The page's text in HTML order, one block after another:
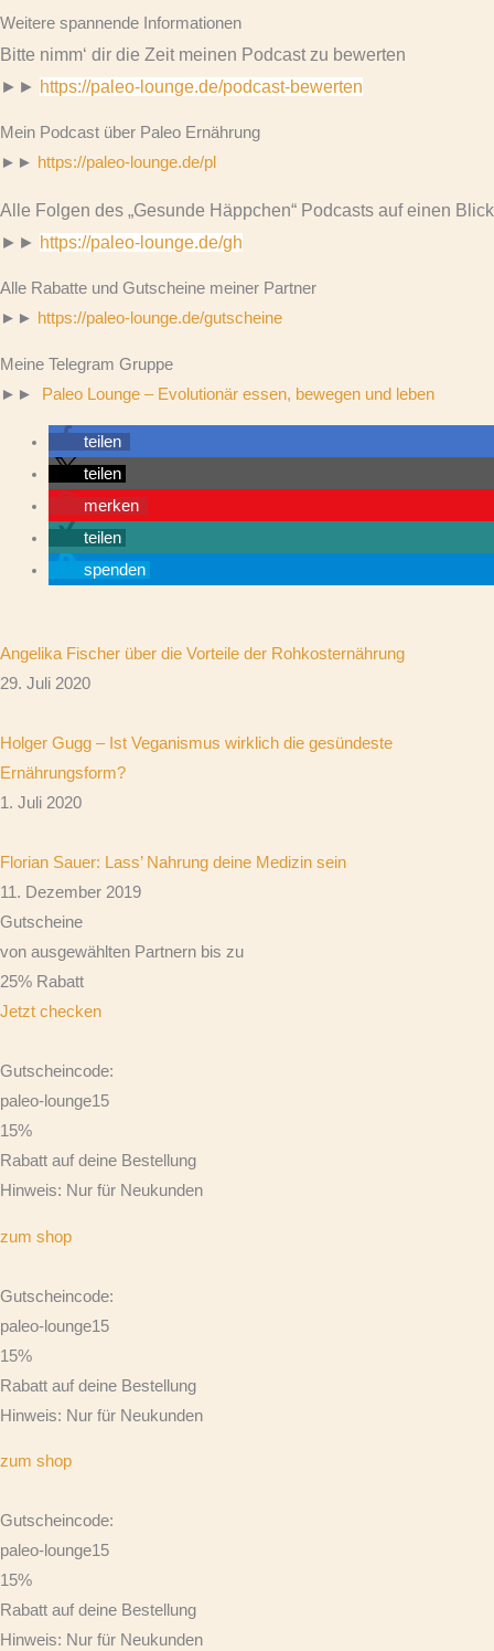
Weitere spannende Informationen
Bitte nimm‘ dir die Zeit meinen Podcast zu bewerten
►► https://paleo-lounge.de/podcast-bewerten
Mein Podcast über Paleo Ernährung
►► https://paleo-lounge.de/pl
Alle Folgen des „Gesunde Häppchen“ Podcasts auf einen Blick
►► https://paleo-lounge.de/gh
Alle Rabatte und Gutscheine meiner Partner
►► https://paleo-lounge.de/gutscheine
Meine Telegram Gruppe
►►
Paleo Lounge – Evolutionär essen, bewegen und leben
teilen
teilen
merken
teilen
spenden
Angelika Fischer über die Vorteile der Rohkosternährung
29. Juli 2020
Holger Gugg – Ist Veganismus wirklich die gesündeste
Ernährungsform?
1. Juli 2020
Florian Sauer: Lass’ Nahrung deine Medizin sein
11. Dezember 2019
Gutscheine
von ausgewählten Partnern bis zu
25% Rabatt
Jetzt checken
Gutscheincode:
paleo-lounge15
15%
Rabatt auf deine Bestellung
Hinweis: Nur für Neukunden
zum shop
Gutscheincode:
paleo-lounge15
15%
Rabatt auf deine Bestellung
Hinweis: Nur für Neukunden
zum shop
Gutscheincode:
paleo-lounge15
15%
Rabatt auf deine Bestellung
Hinweis: Nur für Neukunden